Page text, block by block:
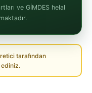
ve GİMDES helal
tarafından
ediniz.